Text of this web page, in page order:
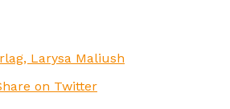
Larysa Maliush
on Twitter